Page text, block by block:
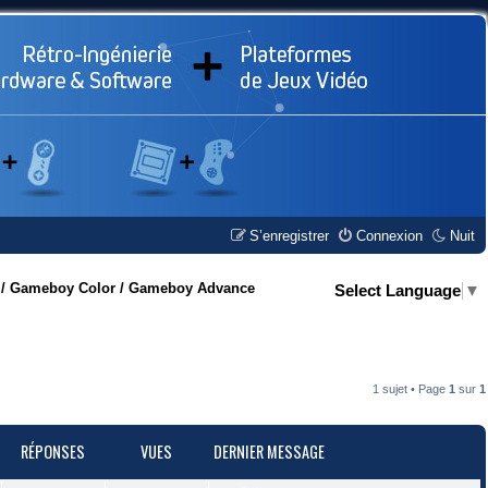
Nuit
Connexion
S’enregistrer
Gameboy Color / Gameboy Advance Select Language ▼
1 sujet • Page 1 sur 1
RÉPONSES VUES DERNIER MESSAGE